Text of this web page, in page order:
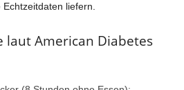
liefern.
American Diabetes